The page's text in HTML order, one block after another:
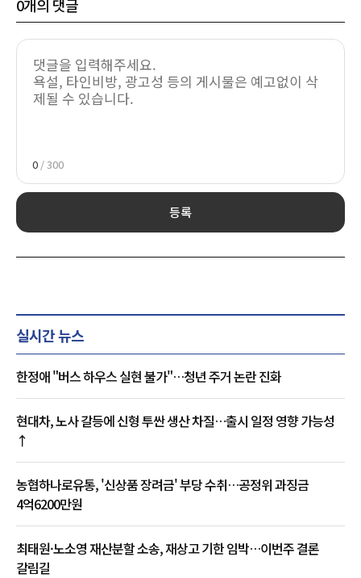
0개의 댓글
0 / 300
등록
실시간 뉴스
한정애 "버스 하우스 실현 불가"…청년 주거 논란 진화
현대차, 노사 갈등에 신형 투싼 생산 차질…출시 일정 영향 가능성
↑
농협하나로유통, '신상품 장려금' 부당 수취…공정위 과징금
4억6200만원
최태원·노소영 재산분할 소송, 재상고 기한 임박…이번주 결론
갈림길